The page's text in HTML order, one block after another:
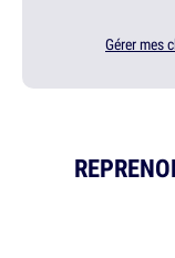
Gérer mes